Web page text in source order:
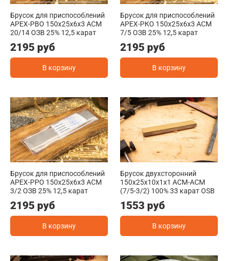
Брусок для приспособлений
АРЕХ-РВО 150x25x6x3 АСМ
20/14 ОЗВ 25% 12,5 карат
2195 руб
В корзину
Брусок для приспособлений
АРЕХ-РКО 150x25x6x3 АСМ
7/5 ОЗВ 25% 12,5 карат
2195 руб
В корзину
Брусок для приспособлений
АРЕХ-РРО 150x25x6x3 АСМ
3/2 ОЗВ 25% 12,5 карат
2195 руб
В корзину
Брусок двухсторонний
150х25х10х1х1 ACM-ACM
(7/5-3/2) 100% 33 карат OSB
1553 руб
В корзину